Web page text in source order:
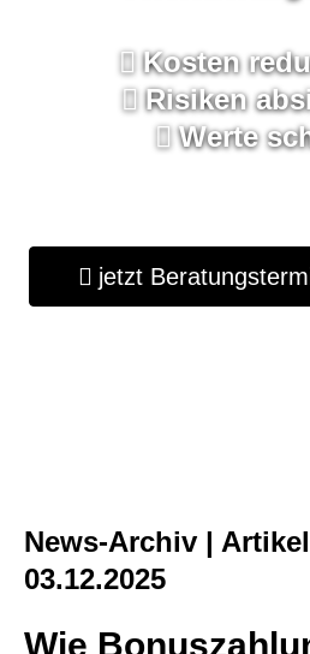
Kosten
Risiken
Werte
jetzt
News-Archiv |
03.12.2025
Wie